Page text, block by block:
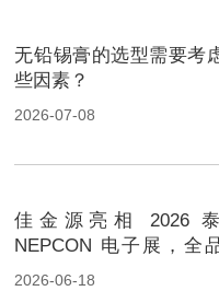
无铅锡膏的选型需要考
些因素？
2026-07-08
佳金源亮相 2026
NEPCON 电子展，全
焊料重磅展出，高性能
2026-06-18